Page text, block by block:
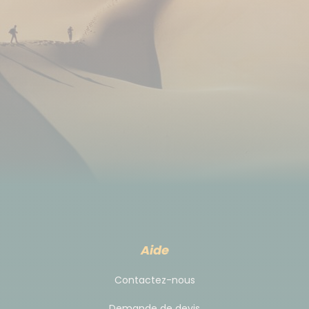
catégorie de l'hôtel:
1-2 étoiles: 0.50€
4 étoiles: 3.00€
5 étoiles: 4.00€
A votre hôtel à Héraklion, J01.
Aide
Contactez-nous